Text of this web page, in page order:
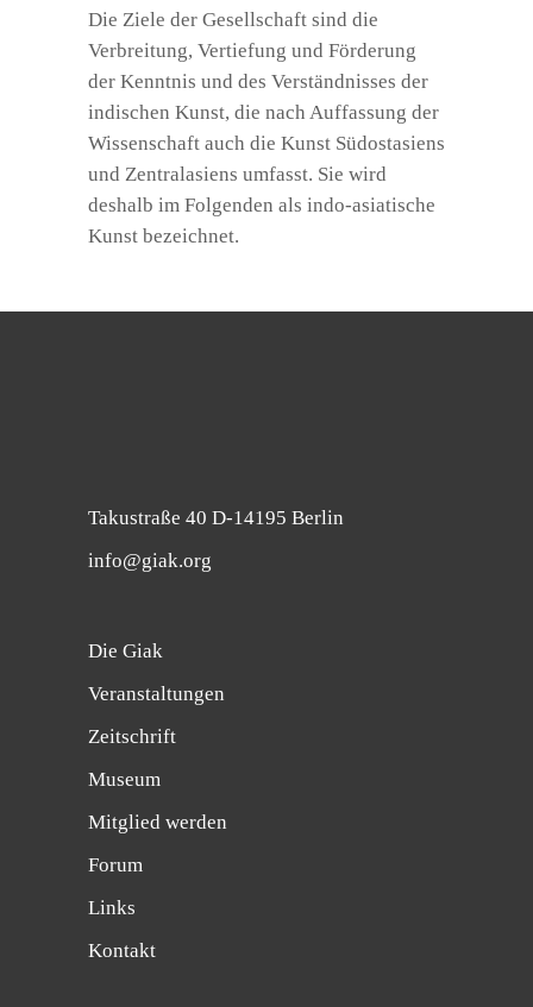
Die Ziele der Gesellschaft sind die
Verbreitung, Vertiefung und Förderung
der Kenntnis und des Verständnisses der
indischen Kunst, die nach Auffassung der
Wissenschaft auch die Kunst Südostasiens
und Zentralasiens umfasst. Sie wird
deshalb im Folgenden als indo-asiatische
Kunst bezeichnet.
Takustraße 40 D-14195 Berlin
info@giak.org
Die Giak
Veranstaltungen
Zeitschrift
Museum
Mitglied werden
Forum
Links
Kontakt